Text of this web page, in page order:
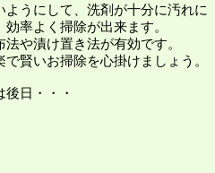
うにして、洗剤が十分に汚れに
率よく掃除が出来ます。
や漬け置き法が有効です。
賢いお掃除を心掛けましょう。
日・・・